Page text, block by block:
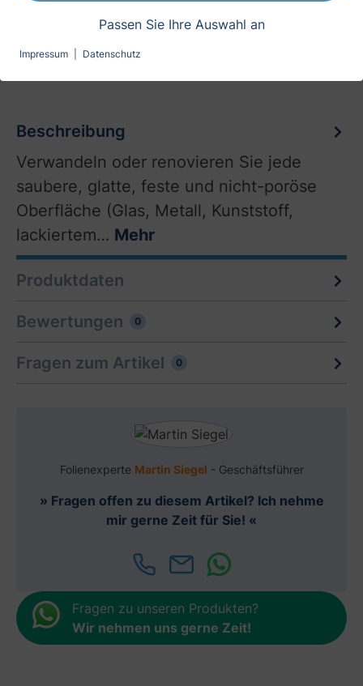
Weide
Beschreibung
Verwandeln oder renovieren Sie jede
saubere, glatte, feste und nicht-poröse
Oberfläche (Glas, Metall, Kunststoff,
lackiertem… Mehr
Produktdaten
Bewertungen 0
Fragen zum Artikel 0
Folienexperte Martin Siegel - Geschäftsführer
» Fragen offen zu diesem Artikel? Ich nehme
mir gerne Zeit für Sie! «
Fragen zu unseren Produkten?
Wir nehmen uns gerne Zeit!
Passen Sie Ihre Auswahl an
Impressum Datenschutz